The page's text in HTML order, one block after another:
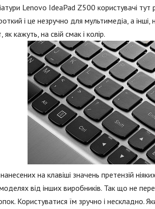
Lenovo IdeaPad Z500 користувачі
і це незручно для мультимедіа, а
кажуть, на свій смак і колір.
нанесених на клавіші значень претензій
від інших виробників. Так що не
Користуватися їм зручно і нескладно.